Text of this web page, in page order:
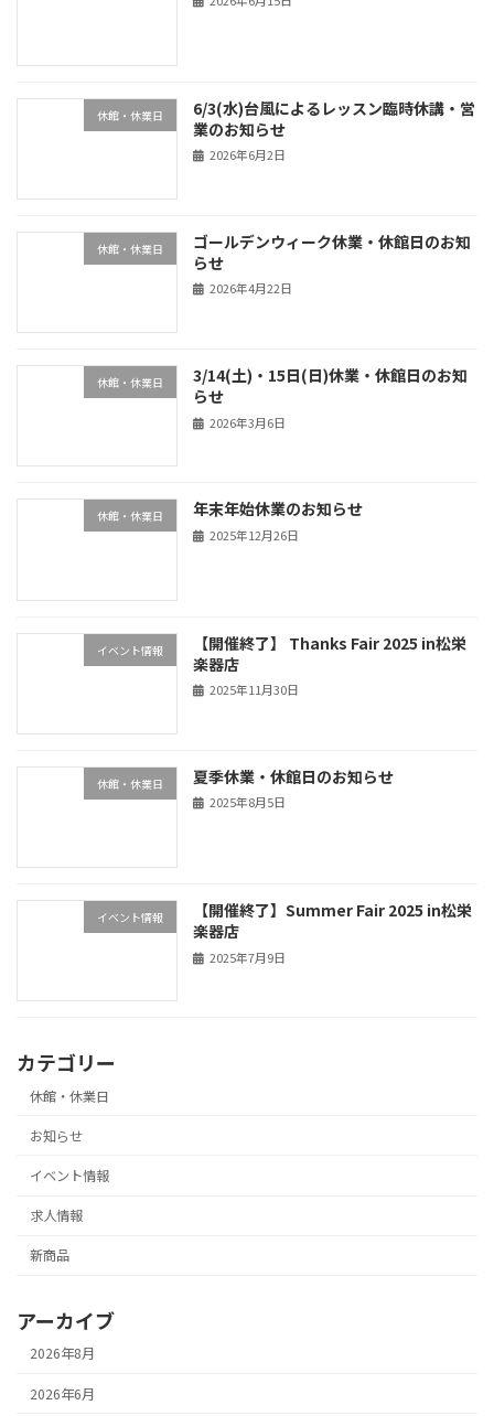
休館・休業日
6/3(水)台風によるレッスン臨時休講・営
業のお知らせ
2026年6月2日
休館・休業日
ゴールデンウィーク休業・休館日のお知
らせ
2026年4月22日
休館・休業日
3/14(土)・15日(日)休業・休館日のお知
らせ
2026年3月6日
休館・休業日 年末年始休業のお知らせ
2025年12月26日
イベント情報
【開催終了】 Thanks Fair 2025 in松栄
楽器店
2025年11月30日
休館・休業日 夏季休業・休館日のお知らせ
2025年8月5日
イベント情報
【開催終了】Summer Fair 2025 in松栄
楽器店
2025年7月9日
カテゴリー
休館・休業日
お知らせ
イベント情報
求人情報
新商品
アーカイブ
2026年8月
2026年6月